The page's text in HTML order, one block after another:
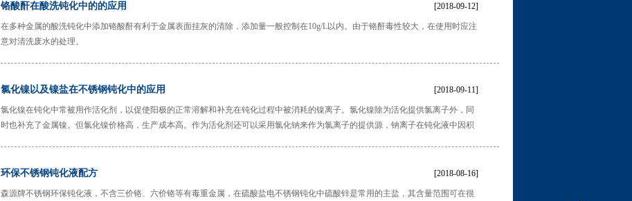
铬酸酐在酸洗钝化中的的应用 [2018-09-12]
在多种金属的酸洗钝化中添加铬酸酐有利于金属表面挂灰的清除，添加量一般控制在10g/L以内。由于铬酐毒性较大，在使用时应注
意对清洗废水的处理。
氯化镍以及镍盐在不锈钢钝化中的应用 [2018-09-11]
氯化镍在钝化中常被用作活化剂，以促使阳极的正常溶解和补充在钝化过程中被消耗的镍离子。氯化镍除为活化提供氯离子外，同
时也补充了金属镍。但氯化镍价格高，生产成本高。作为活化剂还可以采用氯化钠来作为氯离子的提供源，钠离子在钝化液中因积
环保不锈钢钝化液配方 [2018-08-16]
森源牌不锈钢环保钝化液，不含三价铬、六价铬等有毒重金属，在硫酸盐电不锈钢钝化中硫酸锌是常用的主盐，其含量范围可在很